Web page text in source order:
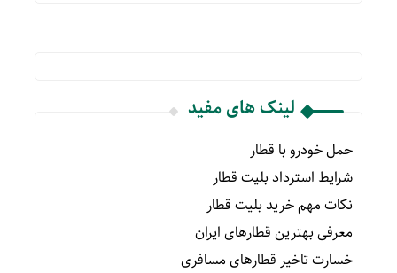
لینک های مفید
حمل خودرو با قطار
شرایط استرداد بلیت قطار
نکات مهم خرید بلیت قطار
معرفی بهترین قطارهای ایران
خسارت تاخیر قطارهای مسافری